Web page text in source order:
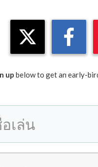
up below to get an early-